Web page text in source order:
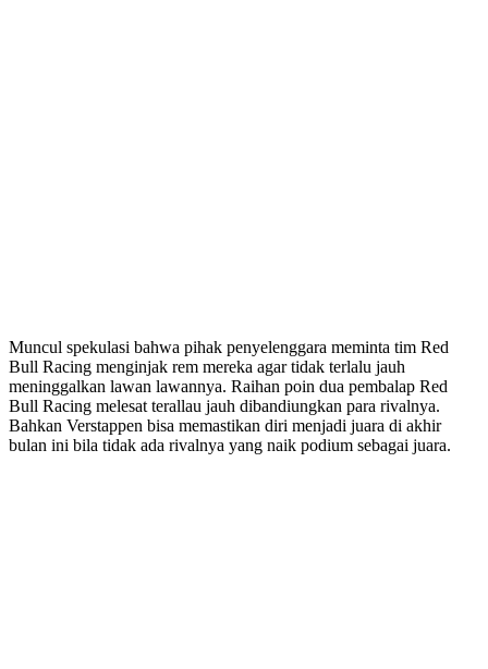
Muncul spekulasi bahwa pihak penyelenggara meminta tim Red
Bull Racing menginjak rem mereka agar tidak terlalu jauh
meninggalkan lawan lawannya. Raihan poin dua pembalap Red
Bull Racing melesat terallau jauh dibandiungkan para rivalnya.
Bahkan Verstappen bisa memastikan diri menjadi juara di akhir
bulan ini bila tidak ada rivalnya yang naik podium sebagai juara.